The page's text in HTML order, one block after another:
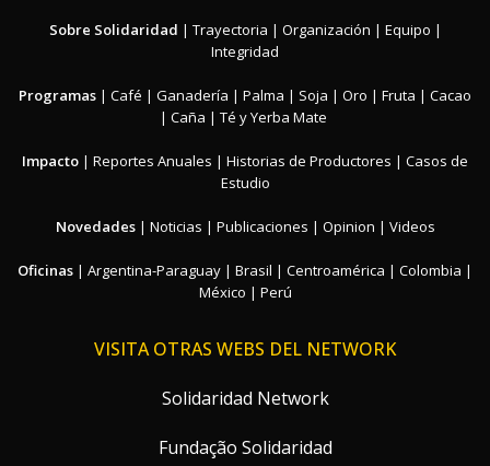
Sobre Solidaridad | Trayectoria | Organización | Equipo |
Integridad
Programas | Café | Ganadería | Palma | Soja | Oro | Fruta | Cacao
| Caña | Té y Yerba Mate
Impacto | Reportes Anuales | Historias de Productores | Casos de
Estudio
Novedades| Noticias | Publicaciones | Opinion | Videos
Oficinas | Argentina-Paraguay | Brasil | Centroamérica | Colombia |
México | Perú
VISITA OTRAS WEBS DEL NETWORK
Solidaridad Network
Fundação Solidaridad